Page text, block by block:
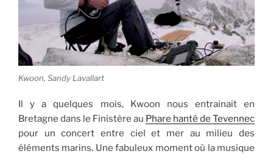
Kwoon, Sandy Lavallart
Il y a quelques mois, Kwoon nous entrainait en
Bretagne dans le Finistère au Phare hanté de Tevennec
pour un concert entre ciel et mer au milieu des
éléments marins. Une fabuleux moment où la musique